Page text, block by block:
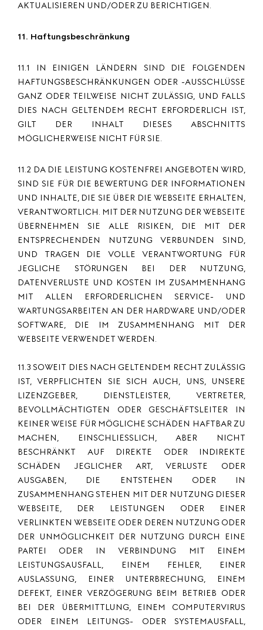
AKTUALISIEREN UND/ODER ZU BERICHTIGEN.
11. Haftungsbeschränkung
11.1 IN EINIGEN LÄNDERN SIND DIE FOLGENDEN
HAFTUNGSBESCHRÄNKUNGEN ODER -AUSSCHLÜSSE
GANZ ODER TEILWEISE NICHT ZULÄSSIG, UND FALLS
DIES NACH GELTENDEM RECHT ERFORDERLICH IST,
GILT DER INHALT DIESES ABSCHNITTS
MÖGLICHERWEISE NICHT FÜR SIE.
11.2 DA DIE LEISTUNG KOSTENFREI ANGEBOTEN WIRD,
SIND SIE FÜR DIE BEWERTUNG DER INFORMATIONEN
UND INHALTE, DIE SIE ÜBER DIE WEBSEITE ERHALTEN,
VERANTWORTLICH. MIT DER NUTZUNG DER WEBSEITE
ÜBERNEHMEN SIE ALLE RISIKEN, DIE MIT DER
ENTSPRECHENDEN NUTZUNG VERBUNDEN SIND,
UND TRAGEN DIE VOLLE VERANTWORTUNG FÜR
JEGLICHE STÖRUNGEN BEI DER NUTZUNG,
DATENVERLUSTE UND KOSTEN IM ZUSAMMENHANG
MIT ALLEN ERFORDERLICHEN SERVICE- UND
WARTUNGSARBEITEN AN DER HARDWARE UND/ODER
SOFTWARE, DIE IM ZUSAMMENHANG MIT DER
WEBSEITE VERWENDET WERDEN.
11.3 SOWEIT DIES NACH GELTENDEM RECHT ZULÄSSIG
IST, VERPFLICHTEN SIE SICH AUCH, UNS, UNSERE
LIZENZGEBER, DIENSTLEISTER, VERTRETER,
BEVOLLMÄCHTIGTEN ODER GESCHÄFTSLEITER IN
KEINER WEISE FÜR MÖGLICHE SCHÄDEN HAFTBAR ZU
MACHEN, EINSCHLIESSLICH, ABER NICHT
BESCHRÄNKT AUF DIREKTE ODER INDIREKTE
SCHÄDEN JEGLICHER ART, VERLUSTE ODER
AUSGABEN, DIE ENTSTEHEN ODER IN
ZUSAMMENHANG STEHEN MIT DER NUTZUNG DIESER
WEBSEITE, DER LEISTUNGEN ODER EINER
VERLINKTEN WEBSEITE ODER DEREN NUTZUNG ODER
DER UNMÖGLICHKEIT DER NUTZUNG DURCH EINE
PARTEI ODER IN VERBINDUNG MIT EINEM
LEISTUNGSAUSFALL, EINEM FEHLER, EINER
AUSLASSUNG, EINER UNTERBRECHUNG, EINEM
DEFEKT, EINER VERZÖGERUNG BEIM BETRIEB ODER
BEI DER ÜBERMITTLUNG, EINEM COMPUTERVIRUS
ODER EINEM LEITUNGS- ODER SYSTEMAUSFALL,